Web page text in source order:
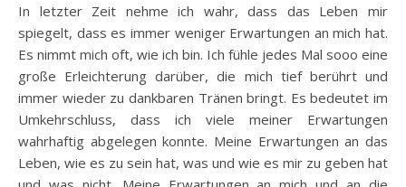
In letzter Zeit nehme ich wahr, dass das Leben mir
spiegelt, dass es immer weniger Erwartungen an mich hat.
Es nimmt mich oft, wie ich bin. Ich fühle jedes Mal sooo eine
große Erleichterung darüber, die mich tief berührt und
immer wieder zu dankbaren Tränen bringt. Es bedeutet im
Umkehrschluss, dass ich viele meiner Erwartungen
wahrhaftig abgelegen konnte. Meine Erwartungen an das
Leben, wie es zu sein hat, was und wie es mir zu geben hat